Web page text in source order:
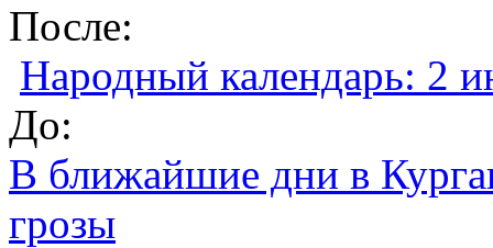
После:
Народный календарь: 2
До:
В ближайшие дни в
грозы